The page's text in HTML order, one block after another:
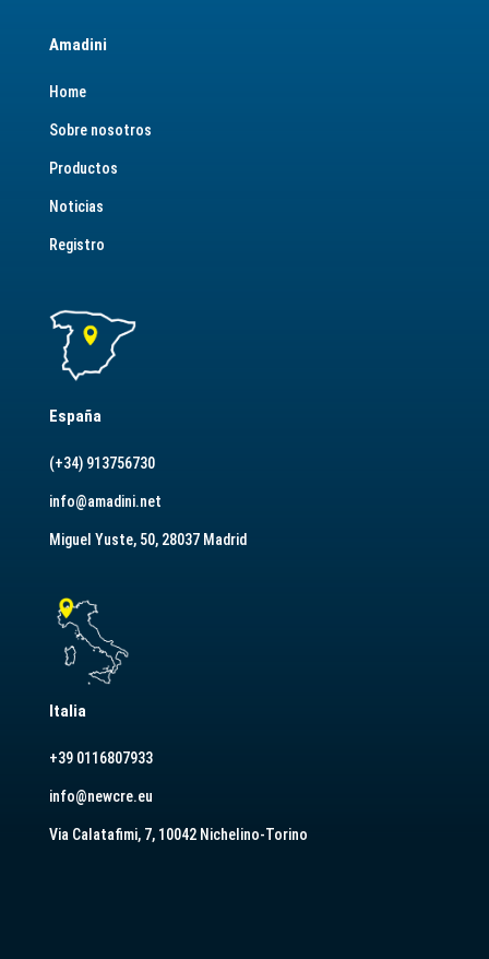
Amadini
Home
Sobre nosotros
Productos
Noticias
Registro
España
(+34) 913756730
info@amadini.net
Miguel Yuste, 50, 28037 Madrid
Italia
+39 0116807933
info@newcre.eu
Via Calatafimi, 7, 10042 Nichelino-Torino